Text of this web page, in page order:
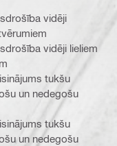
vidēji
vidēji lieliem
tukšu
un nedegošu
tukšu
un nedegošu